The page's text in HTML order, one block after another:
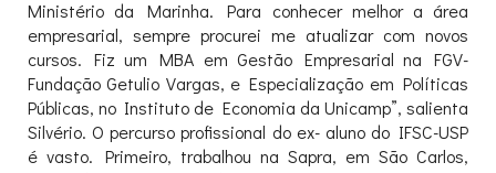
Ministério da Marinha. Para conhecer melhor a área
empresarial, sempre procurei me atualizar com novos
cursos. Fiz um MBA em Gestão Empresarial na FGV-
Fundação Getulio Vargas, e Especialização em Políticas
Públicas, no Instituto de Economia da Unicamp”, salienta
Silvério. O percurso profissional do ex- aluno do IFSC-USP
é vasto. Primeiro, trabalhou na Sapra, em São Carlos,